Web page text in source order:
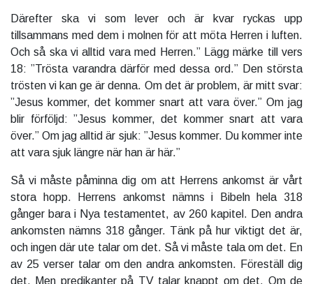
Därefter ska vi som lever och är kvar ryckas upp
tillsammans med dem i molnen för att möta Herren i luften.
Och så ska vi alltid vara med Herren.” Lägg märke till vers
18: ”Trösta varandra därför med dessa ord.” Den största
trösten vi kan ge är denna. Om det är problem, är mitt svar:
”Jesus kommer, det kommer snart att vara över.” Om jag
blir förföljd: ”Jesus kommer, det kommer snart att vara
över.” Om jag alltid är sjuk: ”Jesus kommer. Du kommer inte
att vara sjuk längre när han är här.”
Så vi måste påminna dig om att Herrens ankomst är vårt
stora hopp. Herrens ankomst nämns i Bibeln hela 318
gånger bara i Nya testamentet, av 260 kapitel. Den andra
ankomsten nämns 318 gånger. Tänk på hur viktigt det är,
och ingen där ute talar om det. Så vi måste tala om det. En
av 25 verser talar om den andra ankomsten. Föreställ dig
det. Men predikanter på TV talar knappt om det. Om de